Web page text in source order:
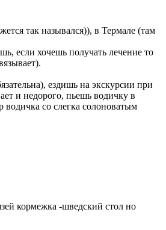
так назывался)), в Термале (там
если хочешь получать лечение то
ездишь на экскурсии при
и недорого, пьешь водичку в
со слегка солоноватым
кормежка -шведский стол но